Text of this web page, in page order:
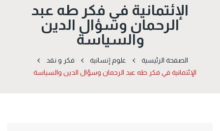
‬والسياسة
الصفحة الرئيسية علوم إنسانية
فكر و نقد
الإئتمانية في‭ ‬فكر‭ ‬طه‭ ‬عبد‭ ‬الرحمان وسؤال‭ ‬الدين‭ ‬والسياسة